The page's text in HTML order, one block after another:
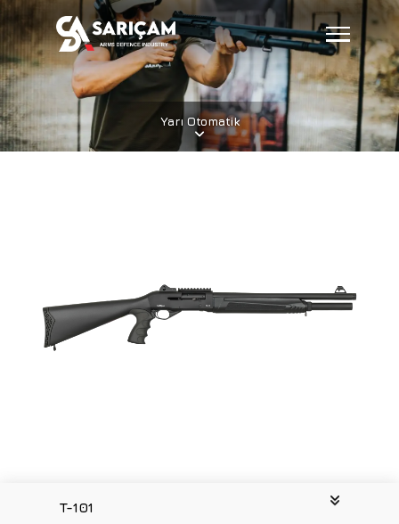
Yarı Otomatik
T-101